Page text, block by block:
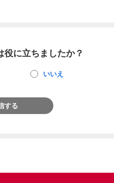
役に立ちましたか？
いいえ
する